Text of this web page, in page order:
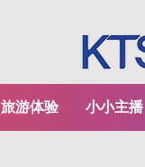
旅游体验 小小主播